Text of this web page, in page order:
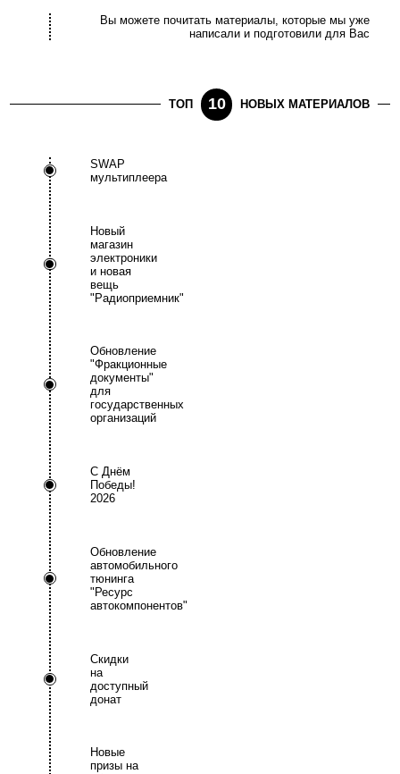
Вы можете почитать материалы, которые мы уже
написали и подготовили для Вас
ТОП 10 НОВЫХ МАТЕРИАЛОВ
SWAP
мультиплеера
Новый
магазин
электроники
и новая
вещь
"Радиоприемник"
Обновление
"Фракционные
документы"
для
государственных
организаций
С Днём
Победы!
2026
Обновление
автомобильного
тюнинга
"Ресурс
автокомпонентов"
Скидки
на
доступный
донат
Новые
призы на